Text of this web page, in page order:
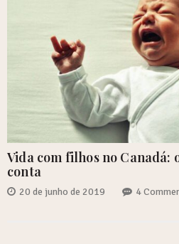
Vida com filhos no Canadá:
conta
20 de junho de 2019 4